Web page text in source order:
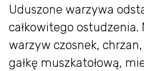
Uduszone warzywa
całkowitego
warzyw czosnek,
gałkę muszkatołową,